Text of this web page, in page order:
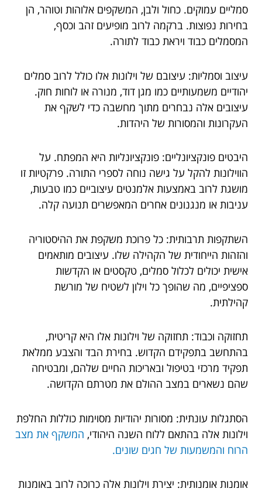
סמליים עמוקים. כחול ולבן, המשקפים אלוהות וטוהר, הן
בחירות נפוצות. ברקמה לרוב מופיעים זהב וכסף,
המסמלים כבוד ויראת כבוד לתורה.
עיצוב וסמליות: עיצובם של וילונות אלו כולל לרוב סמלים
יהודיים משמעותיים כמו מגן דוד, מנורה או לוחות חוק.
עיצובים אלה נבחרים מתוך מחשבה כדי לשקף את
העקרונות והמסורות של היהדות.
היבטים פונקציונליים: פונקציונליות היא המפתח. על
הווילונות להקל על גישה נוחה לספרי התורה. פרקטיות זו
מושגת לרוב באמצעות אלמנטים עיצוביים כמו טבעות,
עניבות או מנגנונים אחרים המאפשרים תנועה קלה.
השתקפות תרבותית: כל פרוכת משקפת את ההיסטוריה
והזהות הייחודית של הקהילה שלו. עיצובים מותאמים
אישית יכולים לכלול סמלים, טקסטים או הקדשות
ספציפיים, מה שהופך כל וילון לשטיח של מורשת
קהילתית.
תחזוקה וכבוד: תחזוקה של וילונות אלו היא קריטית,
בהתחשב בתפקידם הקדוש. בחירת הבד והצבע ממלאת
תפקיד מרכזי בטיפול ובאריכות החיים שלהם, ומבטיחה
שהם נשארים במצב ההולם את מטרתם הקדושה.
הסתגלות עונתית: מסורות יהודיות מסוימות כוללות החלפת
וילונות אלה בהתאם ללוח השנה היהודי, המשקף את מצב
הרוח והמשמעות של חגים שונים.
אומנות אומנותית: יצירת וילונות אלה כרוכה לרוב באומנות